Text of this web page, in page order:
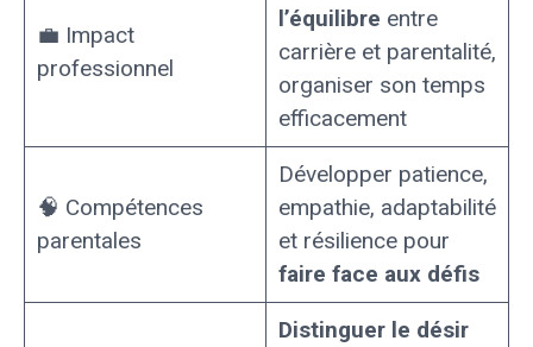
💼 Impact
professionnel
l’équilibre entre
carrière et parentalité,
organiser son temps
efficacement
🧠 Compétences
parentales
Développer patience,
empathie, adaptabilité
et résilience pour
faire face aux défis
Distinguer le désir